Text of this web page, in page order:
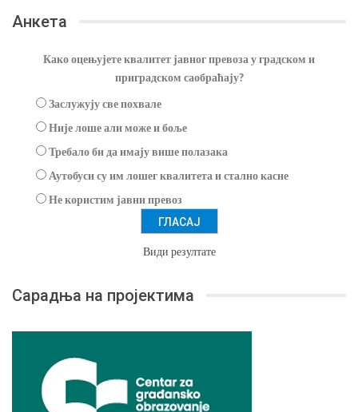
Анкета
Како оцењујете квалитет јавног превоза у градском и
приградском саобраћају?
Заслужују све похвале
Није лоше али може и боље
Требало би да имају више полазака
Аутобуси су им лошег квалитета и стално касне
Не користим јавни превоз
Види резултате
Сарадња на пројектима